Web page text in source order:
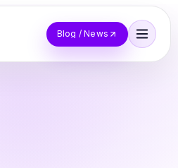
Blog / News